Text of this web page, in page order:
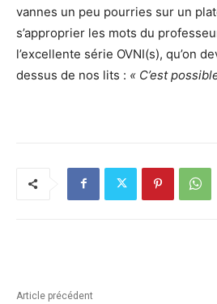
vannes un peu pourries sur un
s’approprier les mots du
l’excellente série OVNI(s), qu’on
dessus de nos lits : « C’est
Article précédent